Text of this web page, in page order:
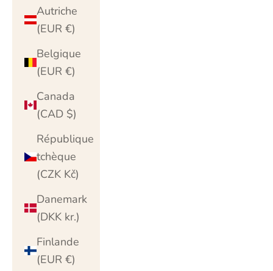
Autriche
(EUR €)
Belgique
(EUR €)
Canada
(CAD $)
République
tchèque
(CZK Kč)
Danemark
(DKK kr.)
Finlande
(EUR €)